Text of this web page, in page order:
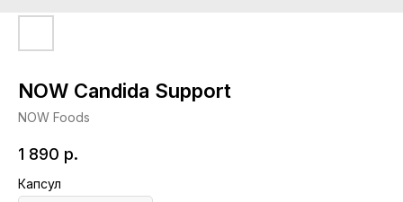
NOW Candida Support
NOW Foods
1 890 р.
Капсул